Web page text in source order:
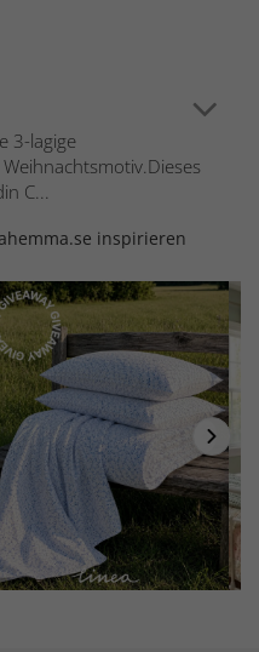
3-lagige
C...
inspirieren